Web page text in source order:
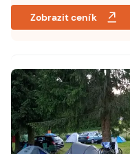
Zobrazit ceník